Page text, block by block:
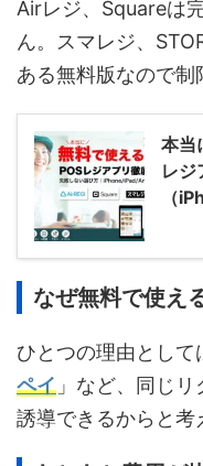
Airレジ、Squareは
ん。スマレジ、
ある無料版なので制
本当
レジ
（
なぜ無料で使え
ひとつの理由として
ペイ 」など、同じ
誘導できるからと考